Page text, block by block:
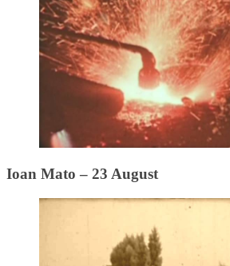
Ioan Mato – 23 August